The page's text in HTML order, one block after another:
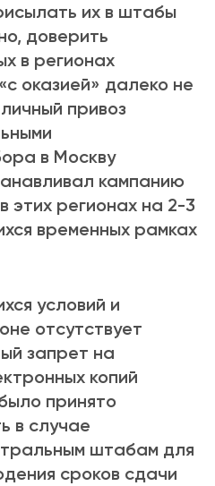
их в штабы
доверить
в регионах
оказией» далеко не
привоз
в Москву
кампанию
этих регионах на 2-3
временных рамках
условий и
отсутствует
запрет на
копий
принято
в случае
штабам для
сроков сдачи